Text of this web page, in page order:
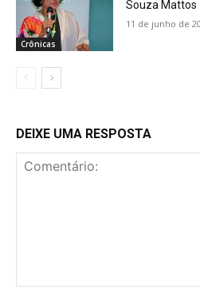
Crônicas
Souza Mattos
11 de junho de
DEIXE UMA RESPOSTA